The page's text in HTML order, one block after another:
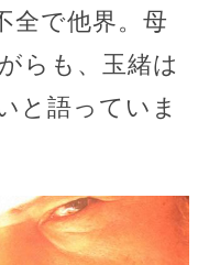
全で他界。母
らも、玉緒は
と語っていま